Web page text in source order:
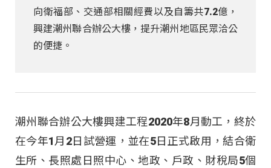
向衛福部、交通部相關經費以及自籌共7.2億，
興建潮州聯合辦公大樓，提升潮州地區民眾洽公
的便捷。
潮州聯合辦公大樓興建工程2020年8月動工，終於
在今年1月2日試營運，並在5日正式啟用，結合衛
生所、長照處日照中心、地政、戶政、財稅局5個